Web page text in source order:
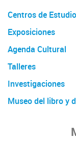
Centros de
Exposiciones
Agenda Cultural
Talleres
Investigaciones
Museo del libro y